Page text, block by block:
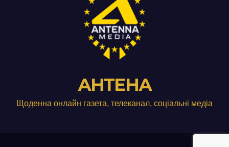
АНТЕНА
Щоденна онлайн газета, телеканал, соціальні медіа